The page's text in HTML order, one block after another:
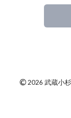
©2026 武蔵小